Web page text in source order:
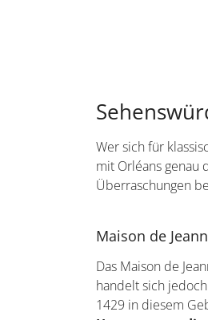
Wer sich für
mit Orléans genau
Überraschungen
Maison de
Das Maison de
handelt sich
1429 in diesem